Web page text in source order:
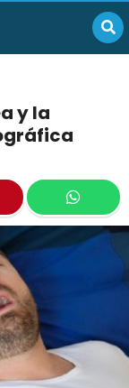
y la